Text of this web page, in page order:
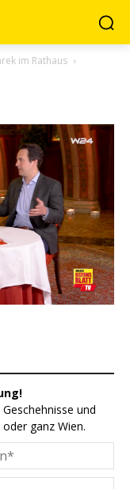
im Rathaus
und
ganz Wien.